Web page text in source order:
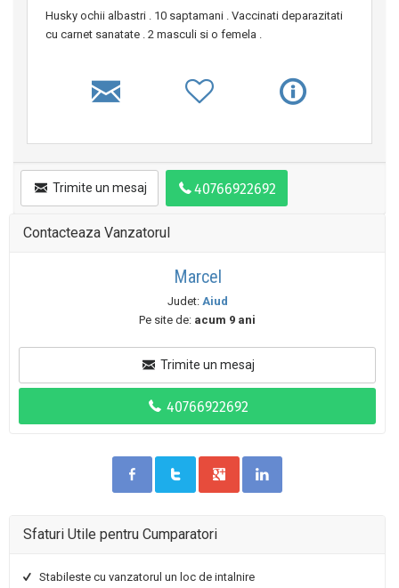
Husky ochii albastri . 10 saptamani . Vaccinati deparazitati
cu carnet sanatate . 2 masculi si o femela .
Trimite un mesaj
Contacteaza Vanzatorul
Marcel
Judet: Aiud
Pe site de: acum 9 ani
Trimite un mesaj
Sfaturi Utile pentru Cumparatori
Stabileste cu vanzatorul un loc de intalnire